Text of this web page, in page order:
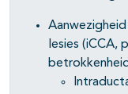
lesies (iCCA,